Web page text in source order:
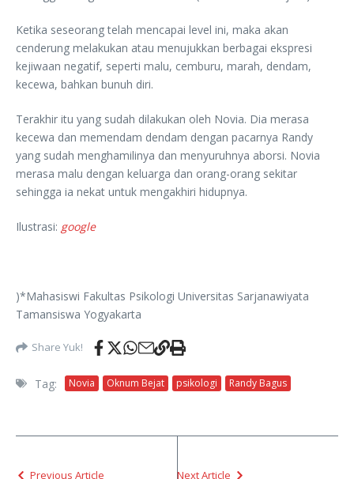
Ketika seseorang telah mencapai level ini, maka akan
cenderung melakukan atau menujukkan berbagai ekspresi
kejiwaan negatif, seperti malu, cemburu, marah, dendam,
kecewa, bahkan bunuh diri.
Terakhir itu yang sudah dilakukan oleh Novia. Dia merasa
kecewa dan memendam dendam dengan pacarnya Randy
yang sudah menghamilinya dan menyuruhnya aborsi. Novia
merasa malu dengan keluarga dan orang-orang sekitar
sehingga ia nekat untuk mengakhiri hidupnya.
Ilustrasi: google
)*Mahasiswi Fakultas Psikologi Universitas Sarjanawiyata
Tamansiswa Yogyakarta
Share Yuk!
Tag: Novia Oknum Bejat psikologi Randy Bagus
Previous Article Next Article